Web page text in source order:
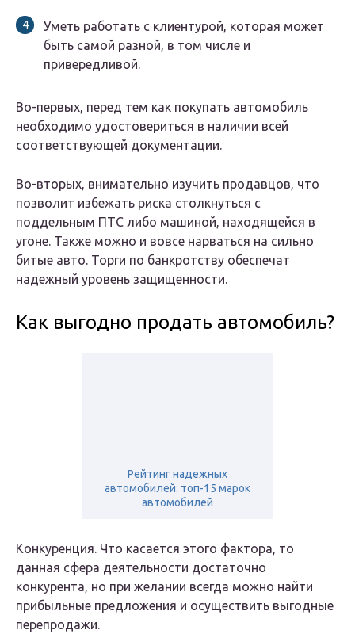
Уметь работать с клиентурой, которая может
быть самой разной, в том числе и
привередливой.
Во-первых, перед тем как покупать автомобиль
необходимо удостовериться в наличии всей
соответствующей документации.
Во-вторых, внимательно изучить продавцов, что
позволит избежать риска столкнуться с
поддельным ПТС либо машиной, находящейся в
угоне. Также можно и вовсе нарваться на сильно
битые авто. Торги по банкротству обеспечат
надежный уровень защищенности.
Как выгодно продать автомобиль?
Рейтинг надежных
автомобилей: топ-15 марок
автомобилей
Конкуренция. Что касается этого фактора, то
данная сфера деятельности достаточно
конкурента, но при желании всегда можно найти
прибыльные предложения и осуществить выгодные
перепродажи.